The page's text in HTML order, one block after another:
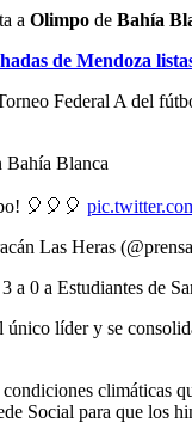
a Olimpo de Bahía
de Mendoza
Federal A del
Bahía Blanca
🎈🎈🎈
Las Heras
a 0 a Estudiantes de
único líder y se
climáticas
Social para que los